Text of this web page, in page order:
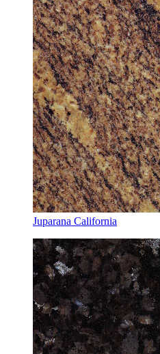
Juparana California